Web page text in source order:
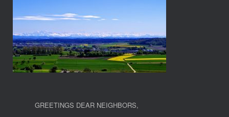
GREETINGS DEAR NEIGHBORS,